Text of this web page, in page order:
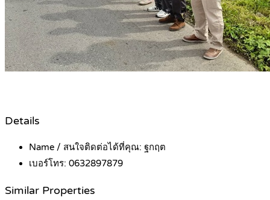
Details
Name / สนใจติดต่อได้ที่คุณ: ฐกฤต
เบอร์โทร: 0632897879
Similar Properties